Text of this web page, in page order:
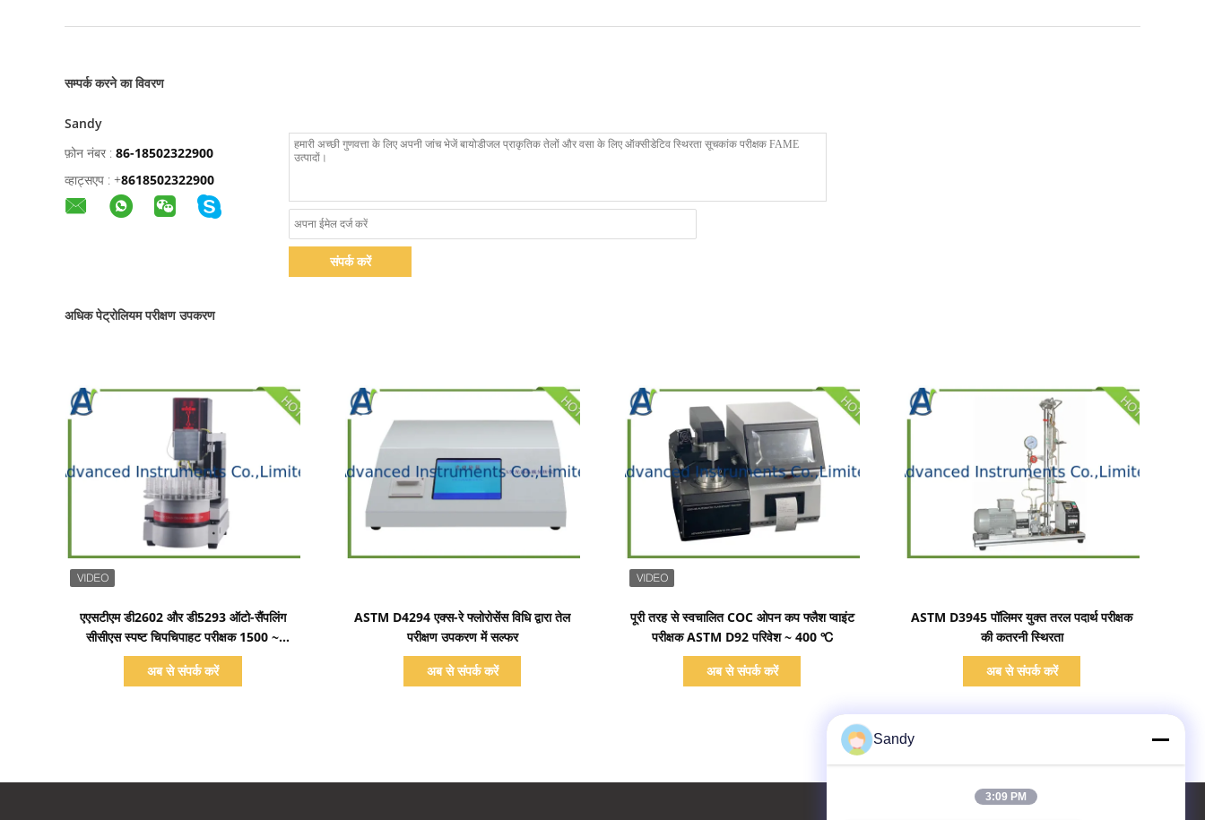
सम्पर्क करने का विवरण
Sandy
फ़ोन नंबर : 86-18502322900
व्हाट्सएप : +8618502322900
संपर्क करें
अधिक पेट्रोलियम परीक्षण उपकरण
प्रदर्शन का विवरण
एएसटीएम डी2602 और डी5293 ऑटो-सैंपलिंग
सीसीएस स्पष्ट चिपचिपाहट परीक्षक 1500 ~
15000CP
अब से संपर्क करें
प्रदर्शन का विवरण
ASTM D4294 एक्स-रे फ्लोरोसेंस विधि द्वारा तेल
परीक्षण उपकरण में सल्फर
अब से संपर्क करें
प्रदर्शन का विवरण
पूरी तरह से स्वचालित COC ओपन कप फ्लैश प्वाइंट
परीक्षक ASTM D92 परिवेश ~ 400 ℃
अब से संपर्क करें
प्रदर्शन का विवरण
ASTM D3945 पॉलिमर युक्त तरल पदार्थ परीक्षक
की कतरनी स्थिरता
अब से संपर्क करें
Sandy
3:09 PM